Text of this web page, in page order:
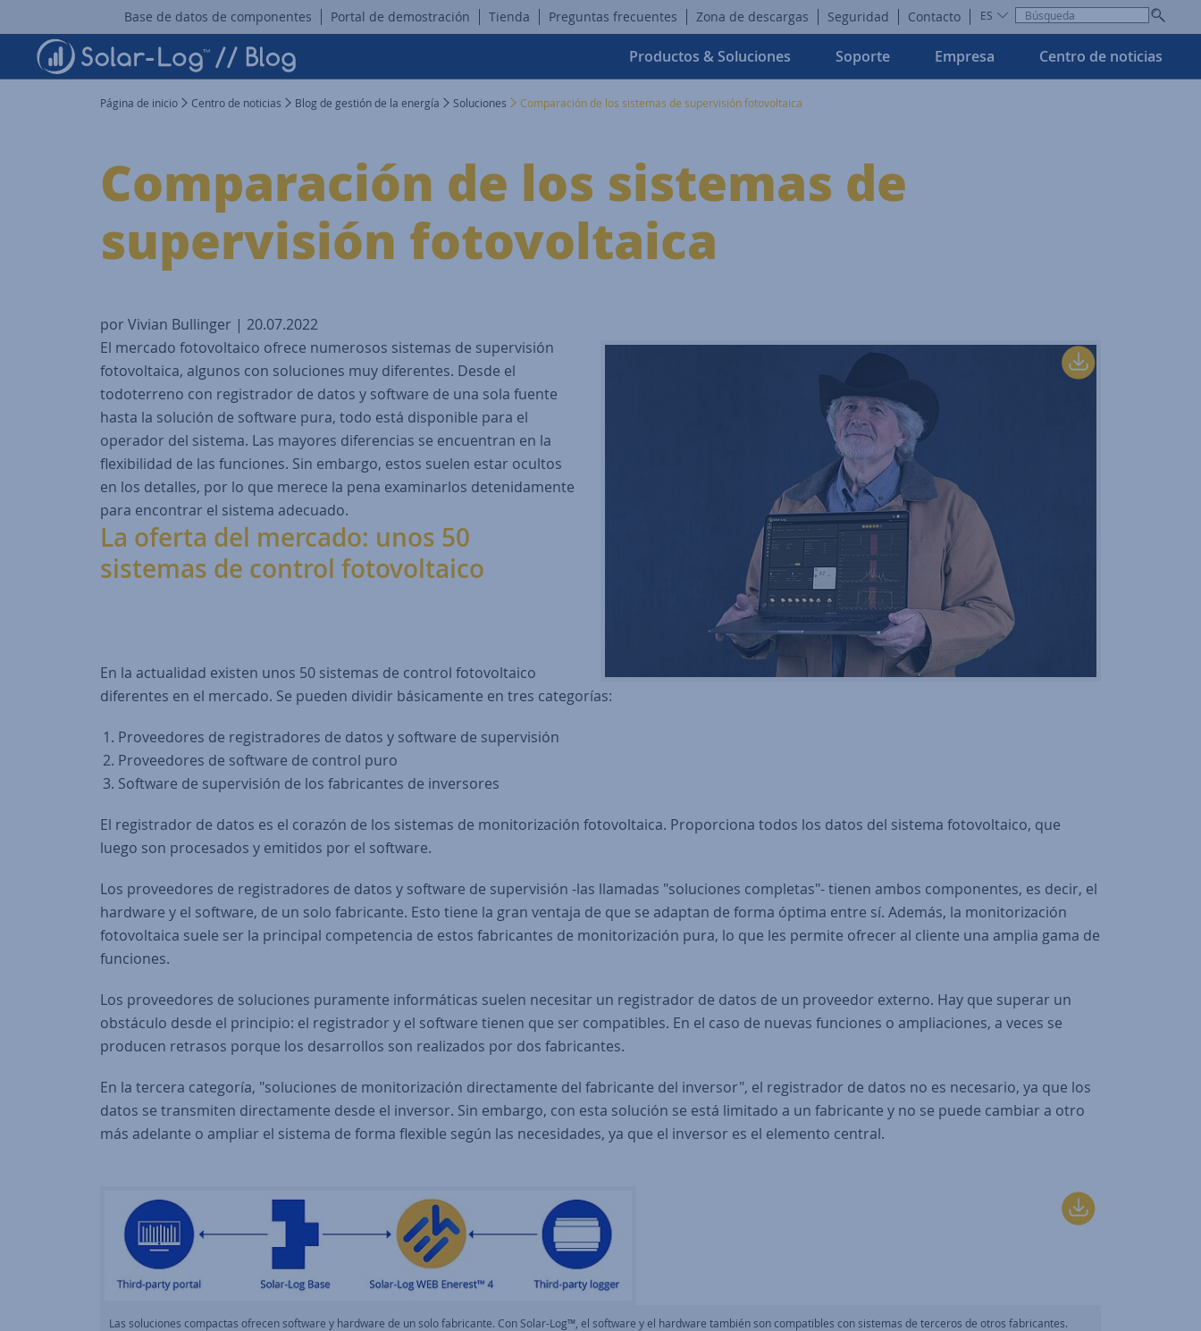
ES
Base de datos de componentes Portal de demostración Tienda Preguntas frecuentes Zona de descargas Seguridad Contacto
Productos & Soluciones Soporte Empresa Centro de noticias
Página de inicio Centro de noticias Blog de gestión de la energía Soluciones Comparación de los sistemas de supervisión fotovoltaica
Comparación de los sistemas de
supervisión fotovoltaica
por Vivian Bullinger | 20.07.2022
El mercado fotovoltaico ofrece numerosos sistemas de supervisión
fotovoltaica, algunos con soluciones muy diferentes. Desde el
todoterreno con registrador de datos y software de una sola fuente
hasta la solución de software pura, todo está disponible para el
operador del sistema. Las mayores diferencias se encuentran en la
flexibilidad de las funciones. Sin embargo, estos suelen estar ocultos
en los detalles, por lo que merece la pena examinarlos detenidamente
para encontrar el sistema adecuado.
La oferta del mercado: unos 50
sistemas de control fotovoltaico
En la actualidad existen unos 50 sistemas de control fotovoltaico
diferentes en el mercado. Se pueden dividir básicamente en tres categorías:
Proveedores de registradores de datos y software de supervisión
Proveedores de software de control puro
Software de supervisión de los fabricantes de inversores
El registrador de datos es el corazón de los sistemas de monitorización fotovoltaica. Proporciona todos los datos del sistema fotovoltaico, que
luego son procesados y emitidos por el software.
Los proveedores de registradores de datos y software de supervisión -las llamadas "soluciones completas"- tienen ambos componentes, es decir, el
hardware y el software, de un solo fabricante. Esto tiene la gran ventaja de que se adaptan de forma óptima entre sí. Además, la monitorización
fotovoltaica suele ser la principal competencia de estos fabricantes de monitorización pura, lo que les permite ofrecer al cliente una amplia gama de
funciones.
Los proveedores de soluciones puramente informáticas suelen necesitar un registrador de datos de un proveedor externo. Hay que superar un
obstáculo desde el principio: el registrador y el software tienen que ser compatibles. En el caso de nuevas funciones o ampliaciones, a veces se
producen retrasos porque los desarrollos son realizados por dos fabricantes.
En la tercera categoría, "soluciones de monitorización directamente del fabricante del inversor", el registrador de datos no es necesario, ya que los
datos se transmiten directamente desde el inversor. Sin embargo, con esta solución se está limitado a un fabricante y no se puede cambiar a otro
más adelante o ampliar el sistema de forma flexible según las necesidades, ya que el inversor es el elemento central.
Las soluciones compactas ofrecen software y hardware de un solo fabricante. Con Solar-Log™, el software y el hardware también son compatibles con sistemas de terceros de otros fabricantes.